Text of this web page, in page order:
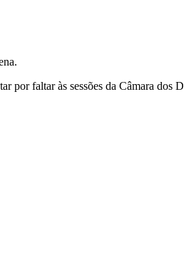
por faltar às sessões da Câmara dos